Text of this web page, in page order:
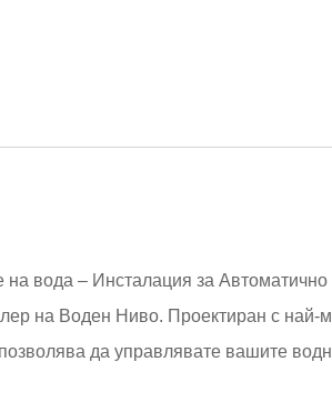
вода – Инсталация за
на Воден Ниво. Проектиран с най-
да управлявате вашите